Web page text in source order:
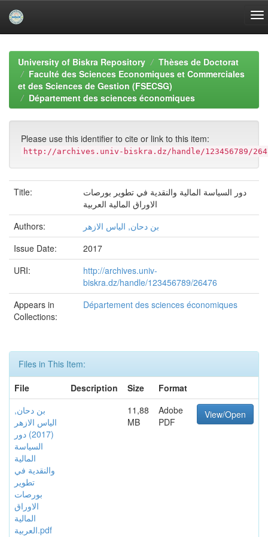
navigationUniversity of Biskra Repository
Thèses de Doctorat
Faculté des Sciences Economiques et Commerciales
et des Sciences de Gestion (FSECSG)
Département des sciences économiques
Please use this identifier to cite or link to this item:
http://archives.univ-biskra.dz/handle/123456789/
Title:
دور السياسة المالية والنقدية في تطوير بورصات
الاوراق المالية العربية
Authors:
بن دحان, الياس الازهر
Issue Date:
2017
URI:
http://archives.univ-
biskra.dz/handle/123456789/26476
Appears in
Collections:
Département des sciences économiques
Files in This Item:
File
Description Size
Format
بن دحان,
الياس الازهر
(2017) دور
السياسة
المالية
والنقدية في
تطوير
بورصات
الاوراق
المالية
العربية.pdf
11,88
MB
Adobe
PDF
View/Open